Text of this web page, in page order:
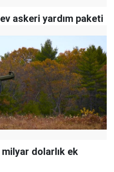
askeri yardım paketi
dolarlık ek